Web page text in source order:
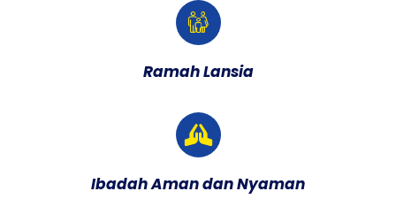
Ramah Lansia
Ibadah Aman dan Nyaman